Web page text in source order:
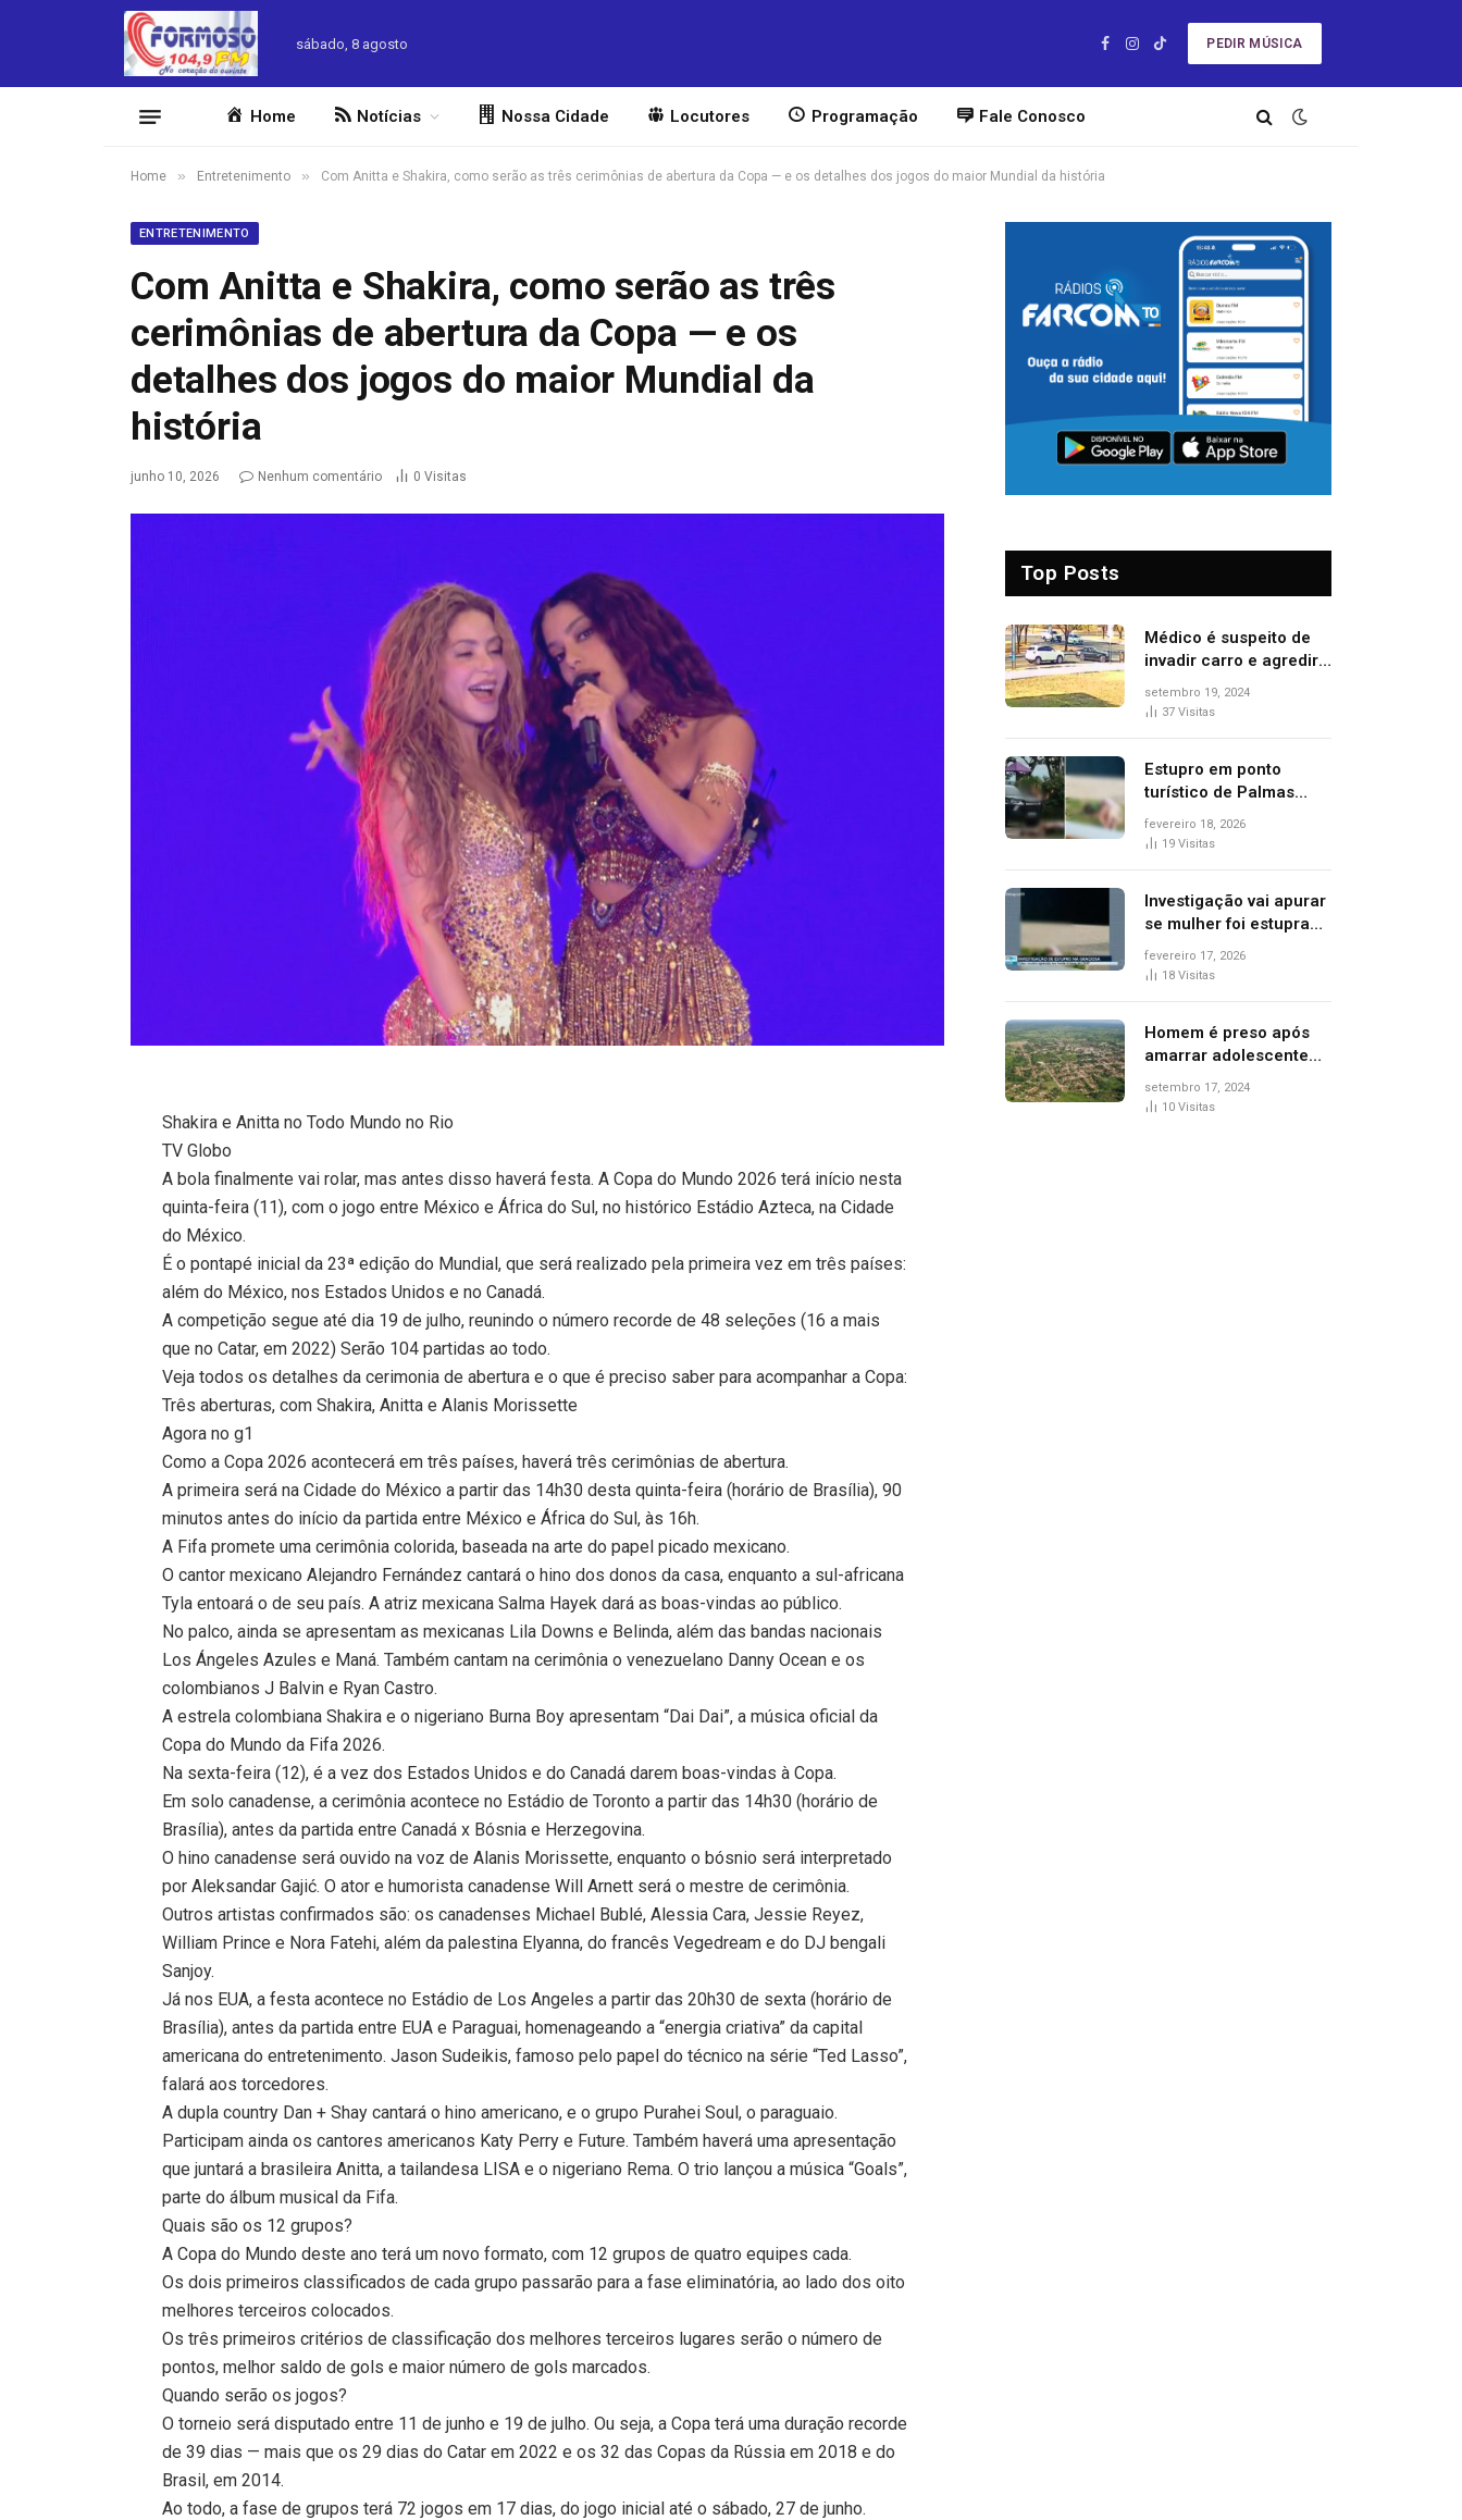
sábado, 8 agosto
Facebook
Instagram
TikTok
PEDIR MÚSICA
Home Notícias Nossa Cidade Locutores Programação Fale Conosco
Home » Entretenimento » Com Anitta e Shakira, como serão as três cerimônias de abertura da Copa — e os detalhes dos jogos do maior Mundial da história
ENTRETENIMENTO
Com Anitta e Shakira, como serão as três
cerimônias de abertura da Copa — e os
detalhes dos jogos do maior Mundial da
história
junho 10, 2026 Nenhum comentário 0 Visitas
Shakira e Anitta no Todo Mundo no Rio
TV Globo
A bola finalmente vai rolar, mas antes disso haverá festa. A Copa do Mundo 2026 terá início nesta
quinta-feira (11), com o jogo entre México e África do Sul, no histórico Estádio Azteca, na Cidade
do México.
É o pontapé inicial da 23ª edição do Mundial, que será realizado pela primeira vez em três países:
além do México, nos Estados Unidos e no Canadá.
A competição segue até dia 19 de julho, reunindo o número recorde de 48 seleções (16 a mais
que no Catar, em 2022) Serão 104 partidas ao todo.
Veja todos os detalhes da cerimonia de abertura e o que é preciso saber para acompanhar a Copa:
Três aberturas, com Shakira, Anitta e Alanis Morissette
Agora no g1
Como a Copa 2026 acontecerá em três países, haverá três cerimônias de abertura.
A primeira será na Cidade do México a partir das 14h30 desta quinta-feira (horário de Brasília), 90
minutos antes do início da partida entre México e África do Sul, às 16h.
A Fifa promete uma cerimônia colorida, baseada na arte do papel picado mexicano.
O cantor mexicano Alejandro Fernández cantará o hino dos donos da casa, enquanto a sul-africana
Tyla entoará o de seu país. A atriz mexicana Salma Hayek dará as boas-vindas ao público.
No palco, ainda se apresentam as mexicanas Lila Downs e Belinda, além das bandas nacionais
Los Ángeles Azules e Maná. Também cantam na cerimônia o venezuelano Danny Ocean e os
colombianos J Balvin e Ryan Castro.
A estrela colombiana Shakira e o nigeriano Burna Boy apresentam “Dai Dai”, a música oficial da
Copa do Mundo da Fifa 2026.
Na sexta-feira (12), é a vez dos Estados Unidos e do Canadá darem boas-vindas à Copa.
Em solo canadense, a cerimônia acontece no Estádio de Toronto a partir das 14h30 (horário de
Brasília), antes da partida entre Canadá x Bósnia e Herzegovina.
O hino canadense será ouvido na voz de Alanis Morissette, enquanto o bósnio será interpretado
por Aleksandar Gajić. O ator e humorista canadense Will Arnett será o mestre de cerimônia.
Outros artistas confirmados são: os canadenses Michael Bublé, Alessia Cara, Jessie Reyez,
William Prince e Nora Fatehi, além da palestina Elyanna, do francês Vegedream e do DJ bengali
Sanjoy.
Já nos EUA, a festa acontece no Estádio de Los Angeles a partir das 20h30 de sexta (horário de
Brasília), antes da partida entre EUA e Paraguai, homenageando a “energia criativa” da capital
americana do entretenimento. Jason Sudeikis, famoso pelo papel do técnico na série “Ted Lasso”,
falará aos torcedores.
A dupla country Dan + Shay cantará o hino americano, e o grupo Purahei Soul, o paraguaio.
Participam ainda os cantores americanos Katy Perry e Future. Também haverá uma apresentação
que juntará a brasileira Anitta, a tailandesa LISA e o nigeriano Rema. O trio lançou a música “Goals”,
parte do álbum musical da Fifa.
Quais são os 12 grupos?
A Copa do Mundo deste ano terá um novo formato, com 12 grupos de quatro equipes cada.
Os dois primeiros classificados de cada grupo passarão para a fase eliminatória, ao lado dos oito
melhores terceiros colocados.
Os três primeiros critérios de classificação dos melhores terceiros lugares serão o número de
pontos, melhor saldo de gols e maior número de gols marcados.
Quando serão os jogos?
O torneio será disputado entre 11 de junho e 19 de julho. Ou seja, a Copa terá uma duração recorde
de 39 dias — mais que os 29 dias do Catar em 2022 e os 32 das Copas da Rússia em 2018 e do
Brasil, em 2014.
Ao todo, a fase de grupos terá 72 jogos em 17 dias, do jogo inicial até o sábado, 27 de junho.
Top Posts
Médico é suspeito de
invadir carro e agredir
delegado aposentado
durante confusão no
setembro 19, 2024
37 Visitas
Estupro em ponto
turístico de Palmas
ocorreu em frente à
viatura e base de
fevereiro 18, 2026
19 Visitas
Investigação vai apurar
se mulher foi estuprada
na frente de base da
Guarda Metropolitana
fevereiro 17, 2026
18 Visitas
Homem é preso após
amarrar adolescente
suspeito de furto em
estaca de cerca e
setembro 17, 2024
10 Visitas